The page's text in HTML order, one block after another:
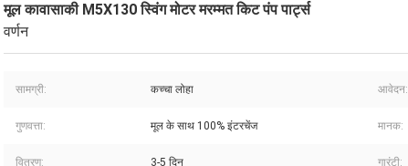
मूल कावासाकी M5X130 स्विंग मोटर मरम्मत किट पंप पार्ट्स
वर्णन
सामग्री: कच्चा लोहा आवेदन:
गुणवत्ता: मूल के साथ 100% इंटरचेंज मानक:
वितरण: 3-5 दिन गारंटी: